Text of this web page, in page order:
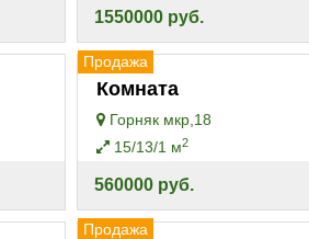
1550000 руб.
Продажа
Комната
Горняк мкр,18
15/13/1 м2
560000 руб.
Продажа